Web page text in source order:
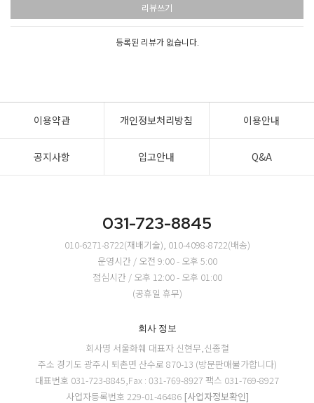
리뷰쓰기
등록된 리뷰가 없습니다.
이용약관 개인정보처리방침 이용안내
공지사항 입고안내 Q&A
031-723-8845
010-6271-8722(재배기술), 010-4098-8722(배송)
운영시간 / 오전 9:00 - 오후 5:00
점심시간 / 오후 12:00 - 오후 01:00
(공휴일 휴무)
회사 정보
회사명 서울화훼 대표자 신현무,신종철
주소 경기도 광주시 퇴촌면 산수로 870-13 (방문판매불가합니다)
대표번호 031-723-8845,Fax : 031-769-8927 팩스 031-769-8927
사업자등록번호 229-01-46486 [사업자정보확인]